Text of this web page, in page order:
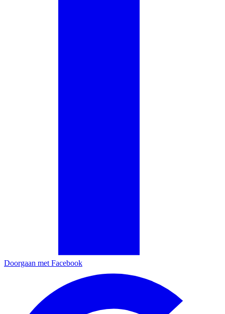
Doorgaan met Facebook